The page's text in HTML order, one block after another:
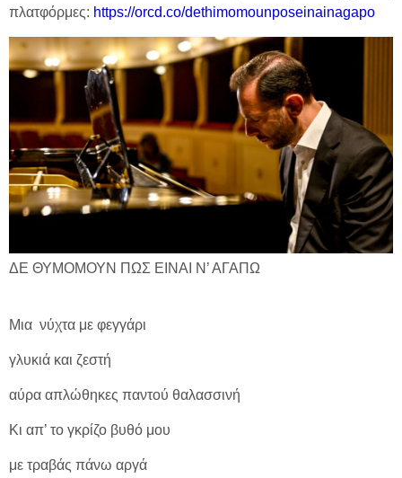
πλατφόρμες: https://orcd.co/dethimomounposeinainagapo
ΔΕ ΘΥΜΟΜΟΥΝ ΠΩΣ ΕΙΝΑΙ Ν’ ΑΓΑΠΩ
Μια νύχτα με φεγγάρι
γλυκιά και ζεστή
αύρα απλώθηκες παντού θαλασσινή
Κι απ’ το γκρίζο βυθό μου
με τραβάς πάνω αργά